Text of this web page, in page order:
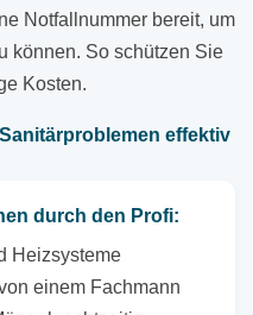
Notfallnummer bereit, um
können. So schützen Sie
Kosten.
effektiv
durch den Profi:
Heizsysteme
einem Fachmann